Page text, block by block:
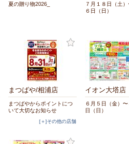
夏の贈り物2026_
７月１８日（土）
６日（日）
まつばや/相浦店
まつばやからポイントにつ
いて大切なお知らせ
[＋]その他の店舗
イオン大塔店
６月５日（金）〜
日（日）